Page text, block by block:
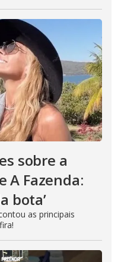
sobre a
A Fazenda:
bota’
as principais